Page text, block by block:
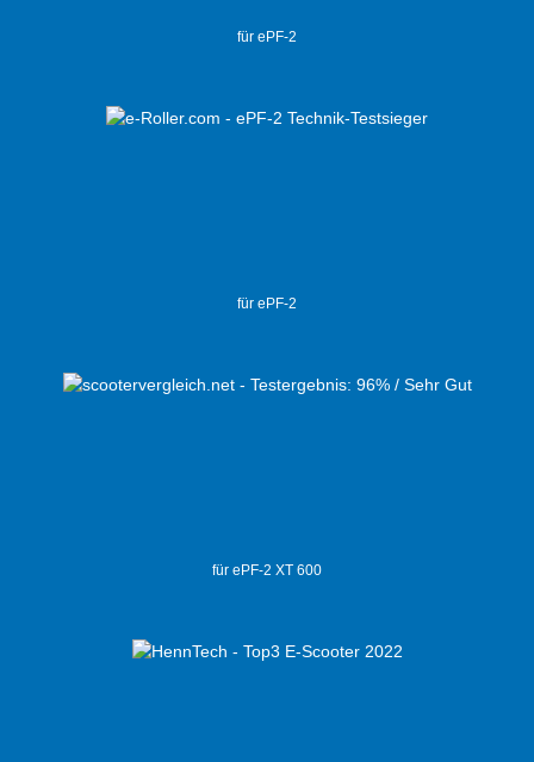
für ePF-2
für ePF-2
für ePF-2 XT 600